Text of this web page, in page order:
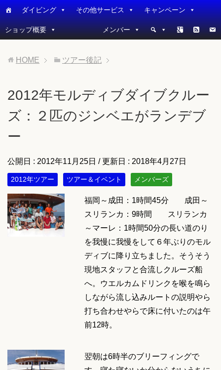
ダイビング その他サービス キャンペーン
ショップ概要 メンバー
HOME ツアー後記
2012年モルディブダイブクルー
ズ：２匹のジンベエがランデブ
ー
公開日 : 2012年11月25日 / 更新日 : 2018年4月27日
2012年ツアー ツアー＆イベント メンバーズ
福岡～成田：1時間45分 成田～
スリランカ：9時間 スリランカ
～マーレ：1時間50分の長い道のり
を我慢に我慢をして６年ぶりのモル
ディブに降り立ちました。そうそう
現地スタッフと合流しクルーズ船
へ。ウエルカムドリンクを喉を鳴ら
しながら流し込みルートの説明やら
打ち合わせやらで床に付いたのは午
前12時。
翌朝は6時半のブリーフィングで